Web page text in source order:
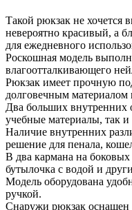
Такой рюкзак не хочется
невероятно красивый, а
для ежедневного
Роскошная модель
влагоотталкивающего
Рюкзак имеет прочную
долговечным материалом
Два больших внутренних
учебные материалы, так
Наличие внутренних
решение для пенала,
В два кармана на боковых
бутылочка с водой и
Модель оборудована
ручкой.
Снаружи рюкзак оснащен